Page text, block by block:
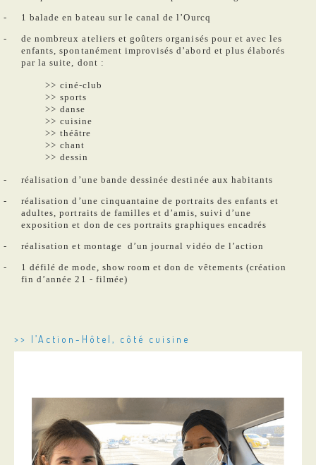
1 balade en bateau sur le canal de l’Ourcq
de nombreux ateliers et goûters organisés pour et avec les
enfants, spontanément improvisés d’abord et plus élaborés
par la suite, dont :
>> ciné-club
>> sports
>> danse
>> cuisine
>> théâtre
>> chant
>> dessin
réalisation d’une bande dessinée destinée aux habitants
réalisation d’une cinquantaine de portraits des enfants et
adultes, portraits de familles et d’amis, suivi d’une
exposition et don de ces portraits graphiques encadrés
réalisation et montage d’un journal vidéo de l’action
1 défilé de mode, show room et don de vêtements (création
fin d’année 21 - filmée)
>> l’Action-Hôtel, côté cuisine